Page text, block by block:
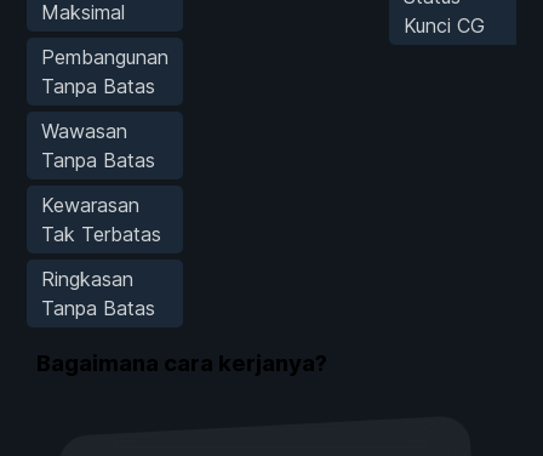
Maksimal
Pembangunan
Tanpa Batas
Wawasan
Tanpa Batas
Kewarasan
Tak Terbatas
Ringkasan
Tanpa Batas
Kunci CG
Bagaimana cara kerjanya?